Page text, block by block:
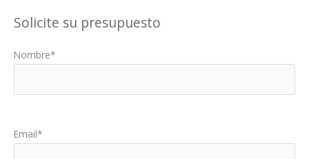
Solicite su presupuesto
Nombre*
Email*